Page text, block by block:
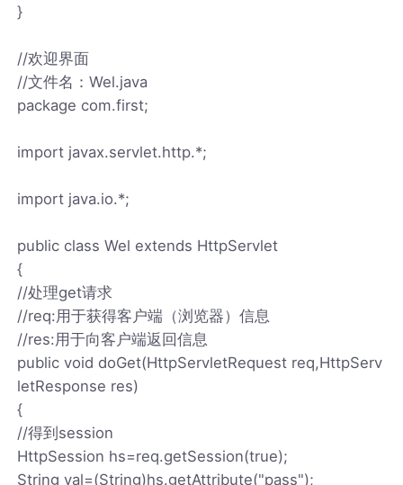
}
//欢迎界面
//文件名：Wel.java
package com.first;
import javax.servlet.http.*;
import java.io.*;
public class Wel extends HttpServlet
{
//处理get请求
//req:用于获得客户端（浏览器）信息
//res:用于向客户端返回信息
public void doGet(HttpServletRequest req,HttpServ
letResponse res)
{
//得到session
HttpSession hs=req.getSession(true);
String val=(String)hs.getAttribute("pass");